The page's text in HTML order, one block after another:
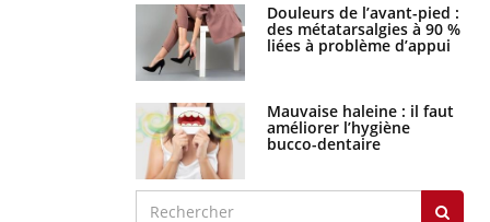
Douleurs de l’avant-pied :
des métatarsalgies à 90 %
liées à problème d’appui
Mauvaise haleine : il faut
améliorer l’hygiène
bucco-dentaire